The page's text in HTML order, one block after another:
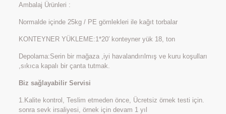
Ambalaj Ürünleri :
Normalde içinde 25kg / PE gömlekleri ile kağıt torbalar
KONTEYNER YÜKLEME:1*20′ konteyner yük 18, ton
Depolama:Serin bir mağaza ,iyi havalandırılmış ve kuru koşulları
,sıkıca kapalı bir çanta tutmak.
Biz sağlayabilir Servisi
1.Kalite kontrol, Teslim etmeden önce, Ücretsiz örnek testi için.
sonra sevk irsaliyesi, örnek için devam 1 yıl